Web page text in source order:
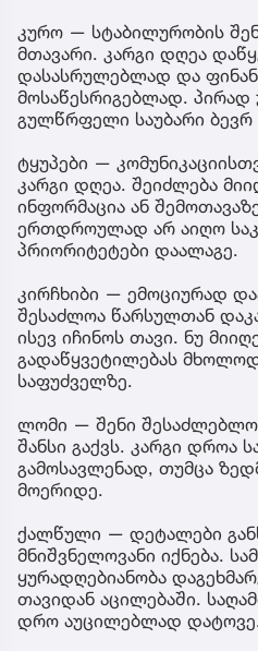
კურო — სტაბილურობის
მთავარი. კარგი დღეა
დასასრულებლად და
მოსაწესრიგებლად.
გულწრფელი საუბარი ბევრ
ტყუპები —
კარგი დღეა. შეიძლება
ინფორმაცია ან
ერთდროულად არ აიღო
პრიორიტეტები დაალაგე.
კირჩხიბი — ემოციურად
შესაძლოა წარსულთან
ისევ იჩინოს თავი. ნუ
გადაწყვეტილებას
საფუძველზე.
ლომი — შენი
შანსი გაქვს. კარგი დროა
გამოსავლენად, თუმცა
მოერიდე.
ქალწული — დეტალები
მნიშვნელოვანი იქნება.
ყურადღებიანობა
თავიდან აცილებაში.
დრო აუცილებლად